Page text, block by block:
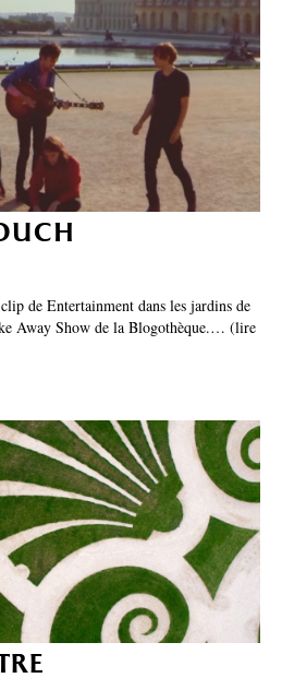
de Entertainment dans les jardins de
Away Show de la Blogothèque.… (lire